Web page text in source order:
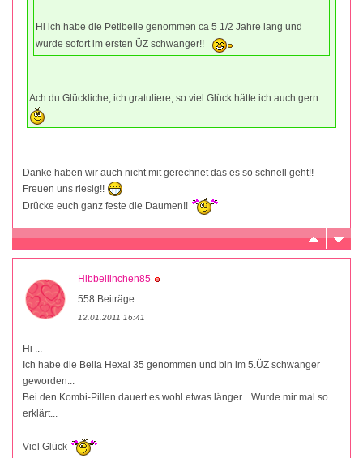
Hi ich habe die Petibelle genommen ca 5 1/2 Jahre lang und
wurde sofort im ersten ÜZ schwanger!!
Ach du Glückliche, ich gratuliere, so viel Glück hätte ich auch gern
Danke haben wir auch nicht mit gerechnet das es so schnell geht!!
Freuen uns riesig!!
Drücke euch ganz feste die Daumen!!
Hibbellinchen85
558 Beiträge
12.01.2011 16:41
Hi ...
Ich habe die Bella Hexal 35 genommen und bin im 5.ÜZ schwanger
geworden...
Bei den Kombi-Pillen dauert es wohl etwas länger... Wurde mir mal so
erklärt...
Viel Glück